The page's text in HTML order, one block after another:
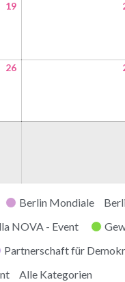
19
26
Berlin Mondiale
NOVA - Event
Partnerschaft für
Alle Kategorien